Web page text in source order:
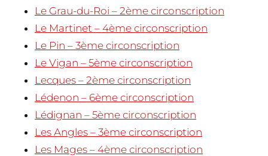
Le Grau-du-Roi – 2ème circonscription
Le Martinet – 4ème circonscription
Le Pin – 3ème circonscription
Le Vigan – 5ème circonscription
Lecques – 2ème circonscription
Lédenon – 6ème circonscription
Lédignan – 5ème circonscription
Les Angles – 3ème circonscription
Les Mages – 4ème circonscription